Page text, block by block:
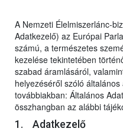
A Nemzeti Élelmiszerlánc-
Adatkezelő) az Európai
számú, a természetes
kezelése tekintetében
szabad áramlásáról,
helyezéséről szóló
továbbiakban: Általános
összhangban az alábbi
1. Adatkezelő